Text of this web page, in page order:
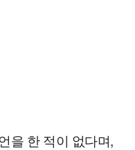
을 한 적이 없다며,